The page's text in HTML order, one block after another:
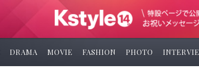
DRAMA MOVIE FASHION PHOTO